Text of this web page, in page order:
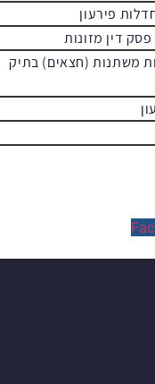
פירעון
דין מזונות
משתנות (חצאים) בתיק